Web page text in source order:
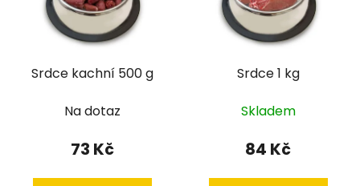
Srdce kachní 500 g
Na dotaz
73 Kč
Srdce 1 kg
Skladem
84 Kč